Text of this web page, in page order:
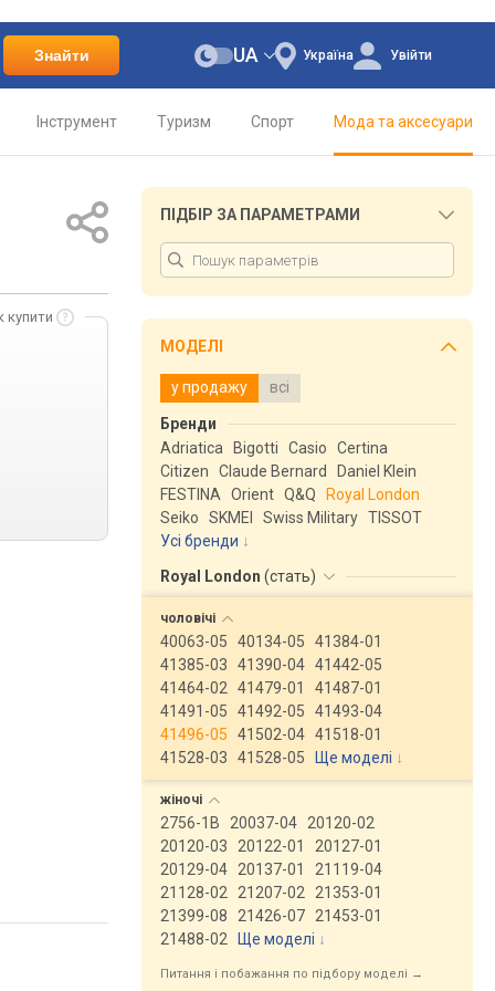
Знайти Україна
UA Увійти
Інструмент Туризм Спорт Мода та аксесуари
купити
ПІДБІР ЗА ПАРАМЕТРАМИ
МОДЕЛІ
у продажу всі
Бренди
Adriatica
Bigotti Casio
Certina
Citizen
Claude Bernard
Daniel Klein
FESTINA
Orient Q&Q
Royal London
Seiko
SKMEI Swiss Military TISSOT
Усі бренди
Royal London (стать)
чоловічі
40063-05 40134-05
41384-01
41385-03
41390-04 41442-05
41464-02
41479-01
41487-01
41491-05
41492-05
41493-04
41496-05
41502-04 41518-01
41528-03
41528-05 Ще моделі ↓
жіночі
2756-1B 20037-04
20120-02
20120-03
20122-01
20127-01
20129-04
20137-01
21119-04
21128-02
21207-02
21353-01
21399-08
21426-07
21453-01
21488-02
Ще моделі ↓
Питання і побажання по підбору моделі →